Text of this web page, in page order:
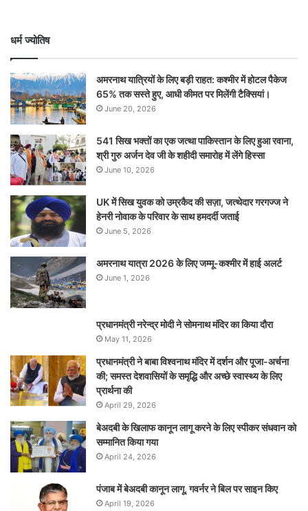
धर्म ज्योतिष
अमरनाथ यात्रियों के लिए बड़ी राहत: कश्मीर में होटल पैकेज
65% तक सस्ते हुए, आधी कीमत पर मिलेंगी टैक्सियां।
June 20, 2026
541 सिख भक्तों का एक जत्था पाकिस्तान के लिए हुआ रवाना,
श्री गुरु अर्जन देव जी के शहीदी समारोह में लेंगे हिस्सा
June 10, 2026
UK में सिख युवक को उम्रकैद की सज़ा, जत्थेदार गरगज्ज ने
हेनरी नोवाक के परिवार के साथ हमदर्दी जताई
June 5, 2026
अमरनाथ यात्रा 2026 के लिए जम्मू-कश्मीर में हाई अलर्ट
June 1, 2026
प्रधानमंत्री नरेन्‍द्र मोदी ने सोमनाथ मंदिर का किया दौरा
May 11, 2026
प्रधानमंत्री ने बाबा विश्वनाथ मंदिर में दर्शन और पूजा-अर्चना
की; समस्‍त देशवासियों के समृद्धि और अच्छे स्वास्थ्य के लिए
प्रार्थना की
April 29, 2026
बेअदबी के खिलाफ कानून लागू करने के लिए स्पीकर संधवान को
सम्मानित किया गया
April 24, 2026
पंजाब में बेअदबी कानून लागू, गवर्नर ने बिल पर साइन किए
April 19, 2026